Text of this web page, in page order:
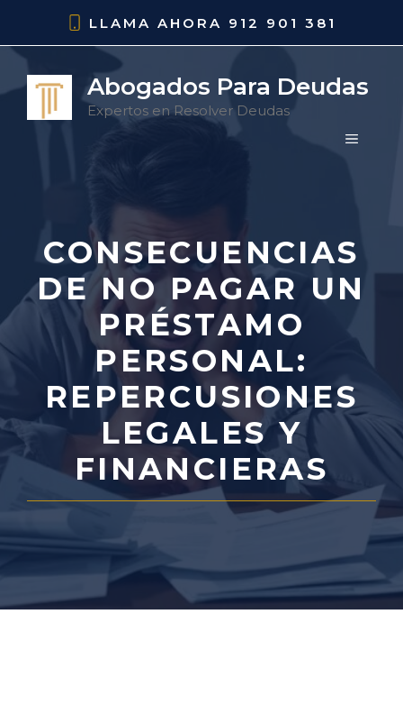
contenido
LLAMA AHORA 912 901 381
Abogados Para Deudas
Expertos en Resolver Deudas
MENÚ
CONSECUENCIAS
DE NO PAGAR UN
PRÉSTAMO
PERSONAL:
REPERCUSIONES
LEGALES Y
FINANCIERAS